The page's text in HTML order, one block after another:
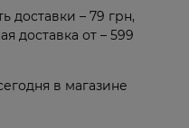
доставки – 79 грн,
доставка от – 599
в магазине